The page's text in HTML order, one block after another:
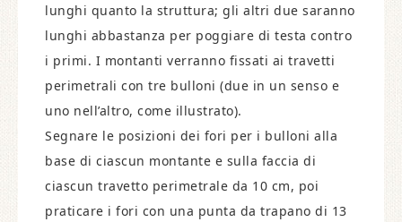
lunghi quanto la struttura; gli altri due saranno
lunghi abbastanza per poggiare di testa contro
i primi. I montanti verranno fissati ai travetti
perimetrali con tre bulloni (due in un senso e
uno nell’altro, come illustrato).
Segnare le posizioni dei fori per i bulloni alla
base di ciascun montante e sulla faccia di
ciascun travetto perimetrale da 10 cm, poi
praticare i fori con una punta da trapano di 13